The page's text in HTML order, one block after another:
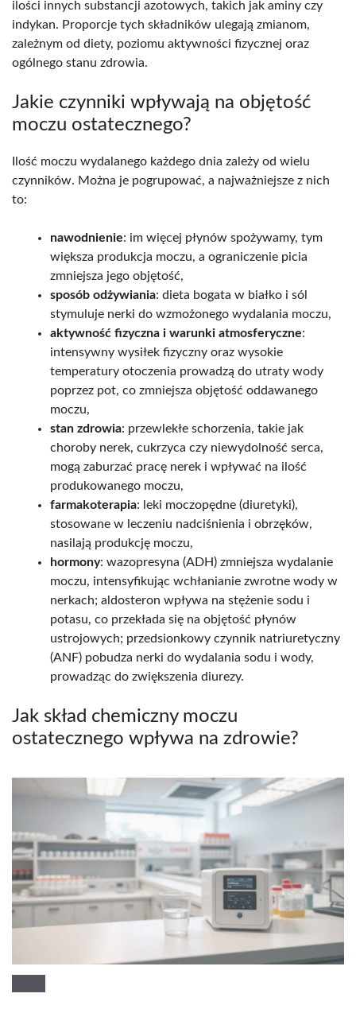
ilości innych substancji azotowych, takich jak aminy czy
indykan. Proporcje tych składników ulegają zmianom,
zależnym od diety, poziomu aktywności fizycznej oraz
ogólnego stanu zdrowia.
Jakie czynniki wpływają na objętość
moczu ostatecznego?
Ilość moczu wydalanego każdego dnia zależy od wielu
czynników. Można je pogrupować, a najważniejsze z nich
to:
nawodnienie: im więcej płynów spożywamy, tym
większa produkcja moczu, a ograniczenie picia
zmniejsza jego objętość,
sposób odżywiania: dieta bogata w białko i sól
stymuluje nerki do wzmożonego wydalania moczu,
aktywność fizyczna i warunki atmosferyczne:
intensywny wysiłek fizyczny oraz wysokie
temperatury otoczenia prowadzą do utraty wody
poprzez pot, co zmniejsza objętość oddawanego
moczu,
stan zdrowia: przewlekłe schorzenia, takie jak
choroby nerek, cukrzyca czy niewydolność serca,
mogą zaburzać pracę nerek i wpływać na ilość
produkowanego moczu,
farmakoterapia: leki moczopędne (diuretyki),
stosowane w leczeniu nadciśnienia i obrzęków,
nasilają produkcję moczu,
hormony: wazopresyna (ADH) zmniejsza wydalanie
moczu, intensyfikując wchłanianie zwrotne wody w
nerkach; aldosteron wpływa na stężenie sodu i
potasu, co przekłada się na objętość płynów
ustrojowych; przedsionkowy czynnik natriuretyczny
(ANF) pobudza nerki do wydalania sodu i wody,
prowadząc do zwiększenia diurezy.
Jak skład chemiczny moczu
ostatecznego wpływa na zdrowie?